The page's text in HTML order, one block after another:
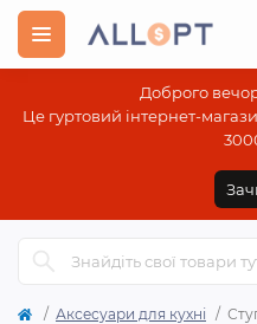
Доброго
Це гуртовий інтернет-
Аксесуари для кухні